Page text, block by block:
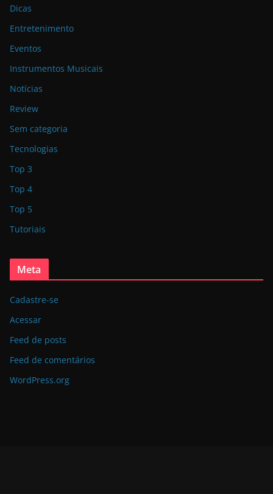
Dicas
Entretenimento
Eventos
Instrumentos Musicais
Notícias
Review
Sem categoria
Tecnologias
Top 3
Top 4
Top 5
Tutoriais
Meta
Cadastre-se
Acessar
Feed de posts
Feed de comentários
WordPress.org